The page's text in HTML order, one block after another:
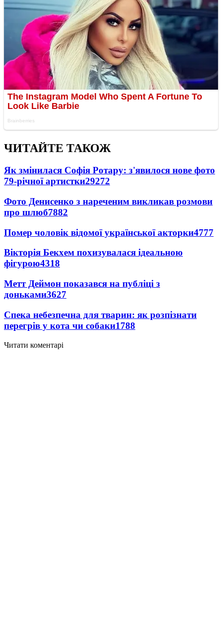
ЧИТАЙТЕ ТАКОЖ
Як змінилася Софія Ротару: з'явилося нове фото
79-річної артистки29272
Фото Денисенко з нареченим викликав розмови
про шлюб7882
Помер чоловік відомої української акторки4777
Вікторія Бекхем похизувалася ідеальною
фігурою4318
Метт Деймон показався на публіці з
доньками3627
Спека небезпечна для тварин: як розпізнати
перегрів у кота чи собаки1788
Читати коментарі